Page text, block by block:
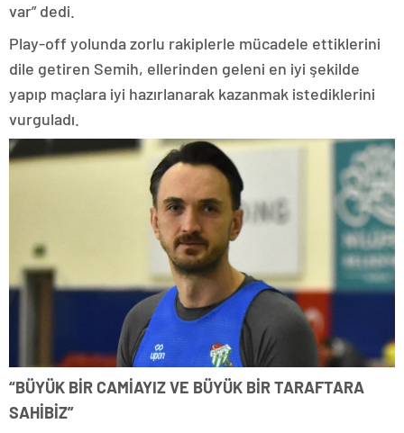
var” dedi.
Play-off yolunda zorlu rakiplerle mücadele ettiklerini
dile getiren Semih, ellerinden geleni en iyi şekilde
yapıp maçlara iyi hazırlanarak kazanmak istediklerini
vurguladı.
“BÜYÜK BİR CAMİAYIZ VE BÜYÜK BİR TARAFTARA
SAHİBİZ”